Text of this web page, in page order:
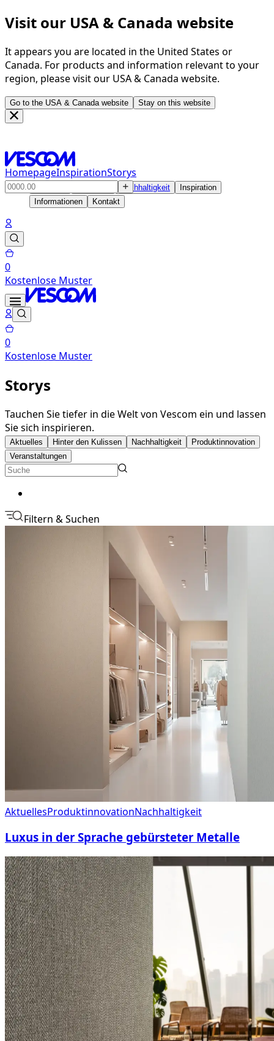
Visit our USA & Canada website
It appears you are located in the United States or
Canada. For products and information relevant to your
region, please visit our USA & Canada website.
Go to the USA & Canada website Stay on this website
HomepageInspirationStorys
Produkte Nachhaltigkeit
Inspiration
Informationen
Kontakt
0
Kostenlose Muster
0
Kostenlose Muster
Storys
Tauchen Sie tiefer in die Welt von Vescom ein und lassen
Sie sich inspirieren.
Aktuelles Hinter den Kulissen Nachhaltigkeit
Produktinnovation
Veranstaltungen
Filtern & Suchen
AktuellesProduktinnovationNachhaltigkeit
Luxus in der Sprache gebürsteter Metalle